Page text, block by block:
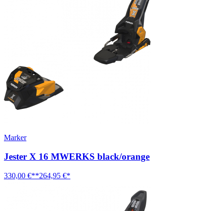
Marker
Jester X 16 MWERKS black/orange
330,00 €**264,95 €*